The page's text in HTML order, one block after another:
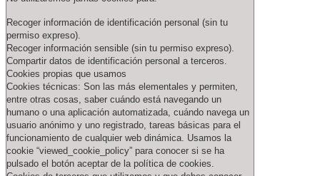
Recoger información de identificación personal (sin tu
permiso expreso).
Recoger información sensible (sin tu permiso expreso).
Compartir datos de identificación personal a terceros.
Cookies propias que usamos
Cookies técnicas: Son las más elementales y permiten,
entre otras cosas, saber cuándo está navegando un
humano o una aplicación automatizada, cuándo navega un
usuario anónimo y uno registrado, tareas básicas para el
funcionamiento de cualquier web dinámica. Usamos la
cookie “viewed_cookie_policy” para conocer si se ha
pulsado el botón aceptar de la política de cookies.